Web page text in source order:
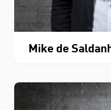
Mike de